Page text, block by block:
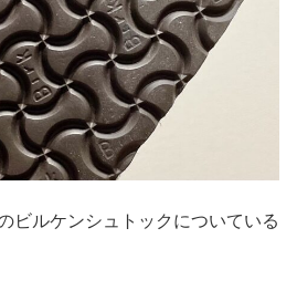
ビルケンシュトックについている